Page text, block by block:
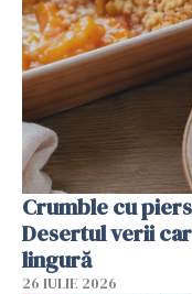
Crumble cu
Desertul verii
lingură
26 IULIE 2026